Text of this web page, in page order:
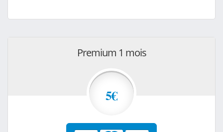
Premium 1 mois
5€